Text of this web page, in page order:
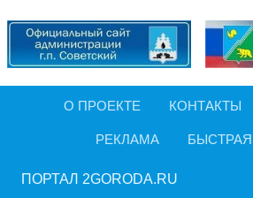
О ПРОЕКТЕ КОНТАКТЫ
РЕКЛАМА
ПОРТАЛ 2GORODA.RU